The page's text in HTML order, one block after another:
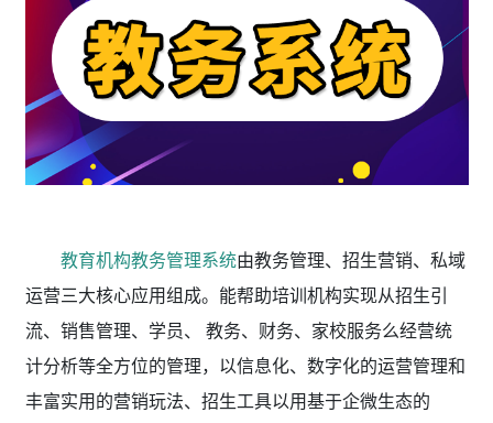
教育机构教务管理系统由教务管理、招生营销、私域
运营三大核心应用组成。能帮助培训机构实现从招生引
流、销售管理、学员、 教务、财务、家校服务么经营统
计分析等全方位的管理，以信息化、数字化的运营管理和
丰富实用的营销玩法、招生工具以用基于企微生态的